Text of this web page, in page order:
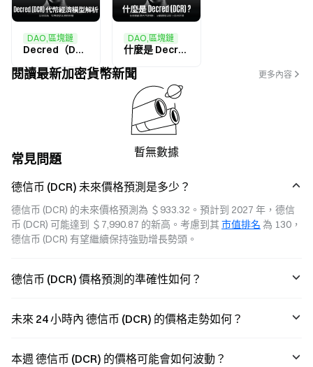
DAO,區塊鏈
Decred（DCR）代幣經濟模型解析：區塊獎勵、質押效益與通脹機制
DAO,區塊鏈
什麼是 Decred（DCR）？深入解析混合共識機制、治理模型與鏈上自治架構
閱讀最新加密貨幣新聞 更多內容
暫無數據
常見問題
德信币 (DCR) 未來價格預測是多少？
德信币 (DCR) 的未來價格預測為 ＄933.32。預計到 2027 年，德信
币 (DCR) 可能達到 ＄7,990.87 的新高。考慮到其 市值排名 為 130，
德信币 (DCR) 有望繼續保持強勁增長勢頭。
德信币 (DCR) 價格預測的準確性如何？
未來 24 小時內 德信币 (DCR) 的價格走勢如何？
本週 德信币 (DCR) 的價格可能會如何波動？